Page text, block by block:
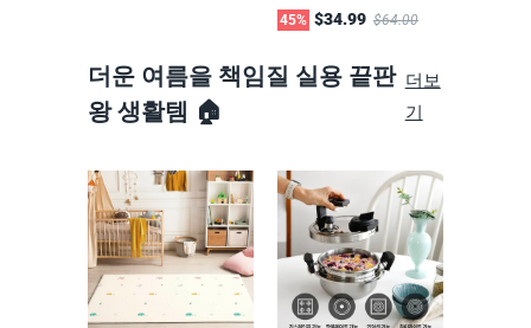
Device
수 수경대표 공동개발 1
초광채 스틱
45% $34.99 $64.00
더운 여름을 책임질 실용 끝판
왕 생활템 🏠
더보
기